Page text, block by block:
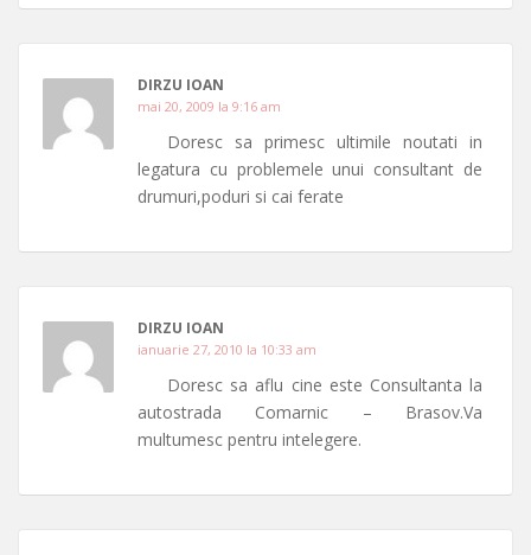
DIRZU IOAN
mai 20, 2009 la 9:16 am
Doresc sa primesc ultimile noutati in
legatura cu problemele unui consultant de
drumuri,poduri si cai ferate
DIRZU IOAN
ianuarie 27, 2010 la 10:33 am
Doresc sa aflu cine este Consultanta la
autostrada Comarnic – Brasov.Va
multumesc pentru intelegere.